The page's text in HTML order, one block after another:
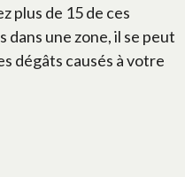
plus de 15 de ces
dans une zone, il se peut
dégâts causés à votre